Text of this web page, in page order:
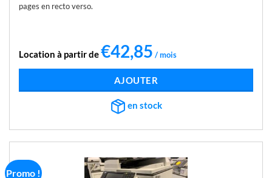
pages en recto verso.
Location à partir de€42,85 / mois
LIRE LA SUITE
en stock
Promo !